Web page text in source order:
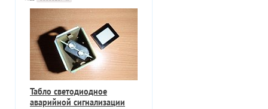
Табло светодиодное
аварийной сигнализации